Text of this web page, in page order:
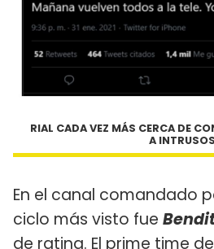
RIAL CADA VEZ MÁS CERCA DE
A INTRUSOS
En el canal comandado
ciclo más visto fue
de rating. El prime time